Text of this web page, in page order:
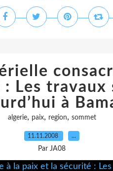
: Les travaux
à
algerie, paix, region, sommet
11.11.2008 …
Par JA08